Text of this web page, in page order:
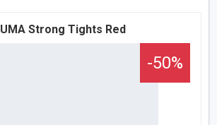
Strong Tights Red
-50%